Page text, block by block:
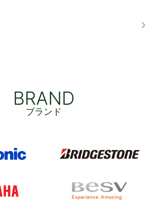
BRAND
ブランド